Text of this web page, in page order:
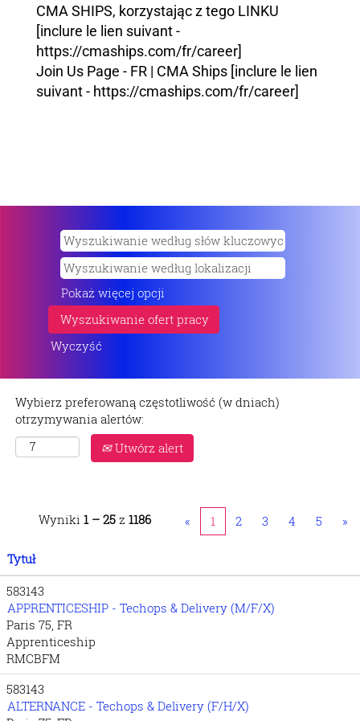
CMA SHIPS, korzystając z tego LINKU
[inclure le lien suivant -
https://cmaships.com/fr/career]
Join Us Page - FR | CMA Ships [inclure le lien
suivant - https://cmaships.com/fr/career]
Pokaż więcej opcji
Wyczyść
Wybierz preferowaną częstotliwość (w dniach)
otrzymywania alertów:
Utwórz alert
Wyniki 1 – 25 z 1186 « 1 2 3 4 5 »
Tytuł
583143
APPRENTICESHIP - Techops & Delivery (M/F/X)
Paris 75, FR
Apprenticeship
RMCBFM
583143
ALTERNANCE - Techops & Delivery (F/H/X)